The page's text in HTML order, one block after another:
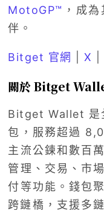
MotoGP™ ，成
伴。
Bitget 官網 |X
關於 Bitget
Bitget Wallet 是
包，服務超過
主流公鍊和數百
管理、交易、市
付等功能。錢包
跨鏈橋，支援多